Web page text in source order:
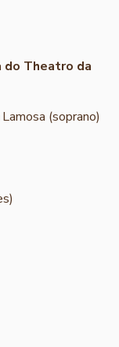
do Theatro da
(soprano)